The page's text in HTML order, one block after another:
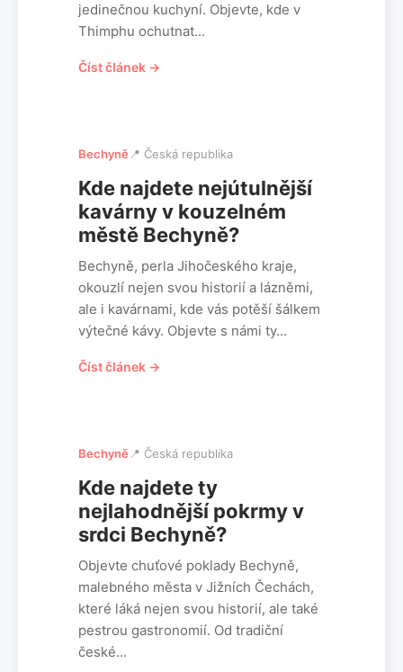
jedinečnou kuchyní. Objevte, kde v
Thimphu ochutnat...
Číst článek →
Bechyně 📍 Česká republika
Kde najdete nejútulnější
kavárny v kouzelném
městě Bechyně?
Bechyně, perla Jihočeského kraje,
okouzlí nejen svou historií a lázněmi,
ale i kavárnami, kde vás potěší šálkem
výtečné kávy. Objevte s námi ty...
Číst článek →
Bechyně 📍 Česká republika
Kde najdete ty
nejlahodnější pokrmy v
srdci Bechyně?
Objevte chuťové poklady Bechyně,
malebného města v Jižních Čechách,
které láká nejen svou historií, ale také
pestrou gastronomií. Od tradiční
české...